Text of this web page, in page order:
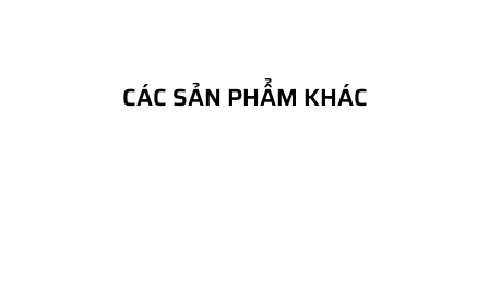
CÁC SẢN PHẨM KHÁC